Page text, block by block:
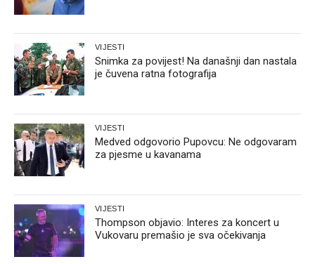
VIJESTI
Snimka za povijest! Na današnji dan nastala
je čuvena ratna fotografija
VIJESTI
Medved odgovorio Pupovcu: Ne odgovaram
za pjesme u kavanama
VIJESTI
Thompson objavio: Interes za koncert u
Vukovaru premašio je sva očekivanja